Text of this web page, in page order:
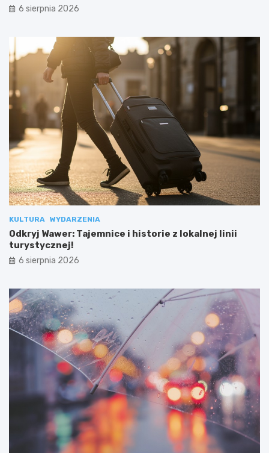
6 sierpnia 2026
KULTURA WYDARZENIA
Odkryj Wawer: Tajemnice i historie z lokalnej linii
turystycznej!
6 sierpnia 2026